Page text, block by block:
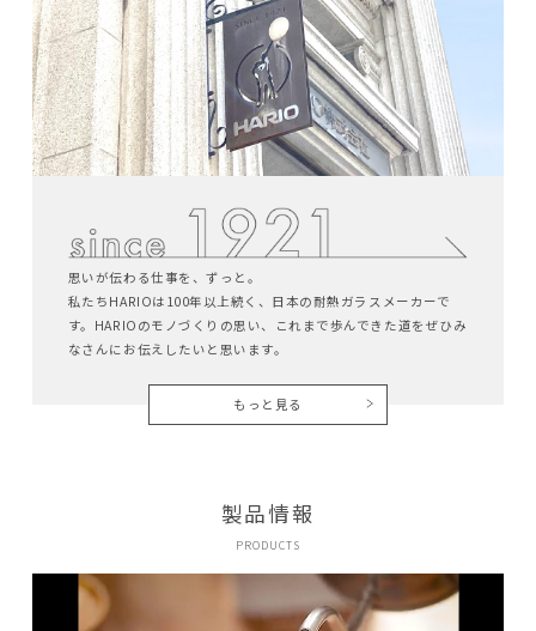
思いが伝わる仕事を、ずっと。
私たちHARIOは100年以上続く、日本の耐熱ガラスメーカーで
す。HARIOのモノづくりの思い、これまで歩んできた道をぜひみ
なさんにお伝えしたいと思います。
もっと見る
製品情報
PRODUCTS